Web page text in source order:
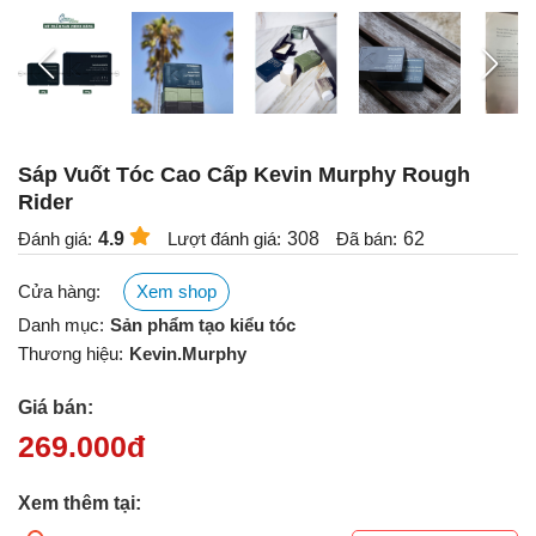
Sáp Vuốt Tóc Cao Cấp Kevin Murphy Rough
Rider
Đánh giá: 4.9 Lượt đánh giá: 308 Đã bán: 62
Cửa hàng:
Xem shop
Danh mục: Sản phẩm tạo kiểu tóc
Thương hiệu: Kevin.Murphy
Giá bán:
269.000đ
Xem thêm tại: